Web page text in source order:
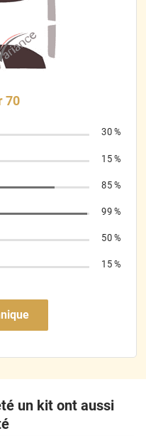
facile sur les autres
rapide La coupe est
n est pas un
70
30 %
15 %
85 %
99 %
50 %
15 %
un kit ont aussi